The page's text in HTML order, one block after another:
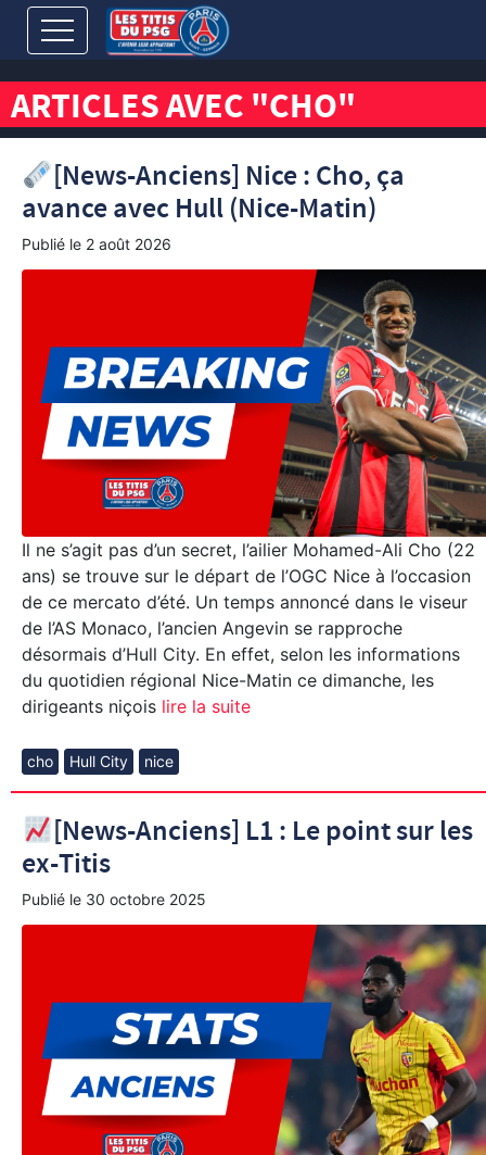
ARTICLES AVEC "CHO"
[News-Anciens] Nice : Cho, ça
avance avec Hull (Nice-Matin)
Publié le 2 août 2026
Il ne s’agit pas d’un secret, l’ailier Mohamed-Ali Cho (22
ans) se trouve sur le départ de l’OGC Nice à l’occasion
de ce mercato d’été. Un temps annoncé dans le viseur
de l’AS Monaco, l’ancien Angevin se rapproche
désormais d’Hull City. En effet, selon les informations
du quotidien régional Nice-Matin ce dimanche, les
dirigeants niçois lire la suite
cho Hull City nice
[News-Anciens] L1 : Le point sur les
ex-Titis
Publié le 30 octobre 2025